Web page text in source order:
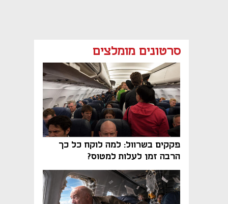
סרטונים מומלצים
פקקים בשרוול: למה לוקח כל כך
הרבה זמן לעלות למטוס?